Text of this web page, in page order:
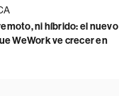
ni híbrido: el nuevo
WeWork ve crecer en